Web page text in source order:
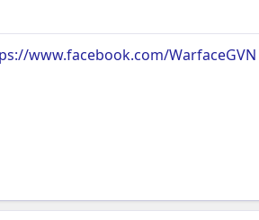
www.facebook.com/WarfaceGVN